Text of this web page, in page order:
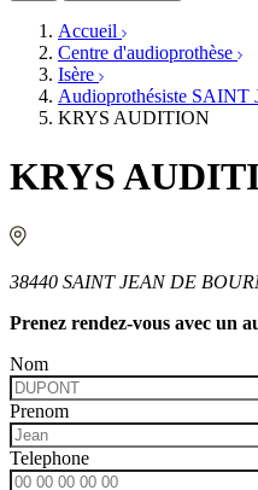
Services ORL
Écoles spécialisées
Associations
Services ORL
Orthophonistes
Organismes /
Produits
Ressources
Actualités
Accueil
Centre d'audioprothèse
Isère
Audioprothésiste
KRYS AUDITION
KRYS
38440 SAINT JEAN DE
Prenez rendez-vous avec un
Nom
Prenom
Telephone